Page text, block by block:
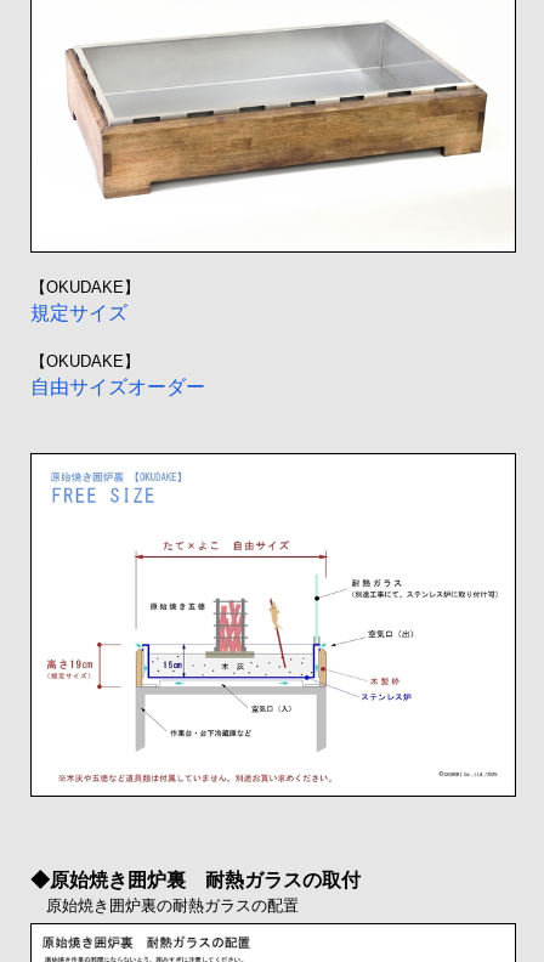
【OKUDAKE】
規定サイズ
【OKUDAKE】
自由サイズオーダー
◆原始焼き囲炉裏 耐熱ガラスの取付
原始焼き囲炉裏の耐熱ガラスの配置